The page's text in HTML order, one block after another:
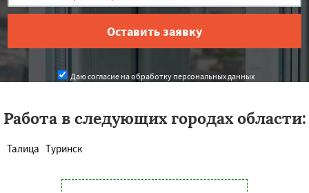
Даю согласие на обработку персональных данных
Работа в следующих городах области:
Талица Туринск